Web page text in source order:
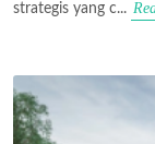
strategis yang c...